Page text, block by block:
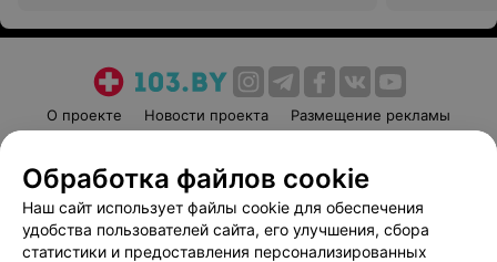
О проекте Новости проекта
Размещение рекламы
Пользовательское соглашение
Способы оплаты
Вакансии
Партнеры
Написать руководителю 103.by
Обработка файлов cookie
Наш сайт использует файлы cookie для обеспечения
удобства пользователей сайта, его улучшения, сбора
статистики и предоставления персонализированных